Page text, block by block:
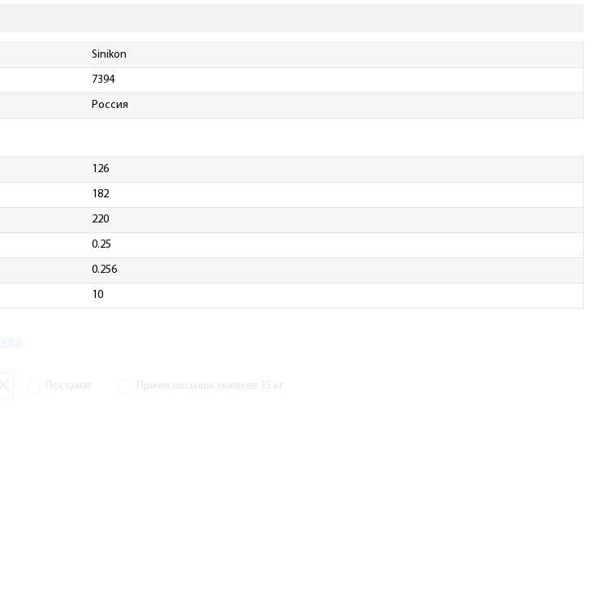
Sinikon
7394
Россия
126
182
220
0.25
0.256
10
Постамат Прием посылок тяжелее 35 кг